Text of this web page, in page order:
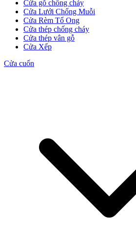
Cửa Gỗ HDF
Cửa Gỗ MDF Laminate
Cửa gỗ chống cháy
Cửa Lưới Chống Muỗi
Cửa Rèm Tổ Ong
Cửa thép chống cháy
Cửa thép vân gỗ
Cửa Xếp
Cửa cuốn